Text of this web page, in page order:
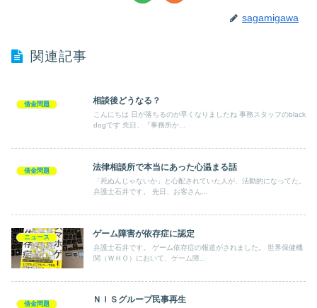
sagamigawa
関連記事
借金問題 相談後どうなる？
こんにちは 日が落ちるのが早くなりましたね 事務スタッフのblack
dogです 先日、『事務所か...
借金問題 法律相談所で本当にあった心温まる話
「死ぬんじゃないか」と心配されていた人が、活動的になってた。
弁護士石井です。 先日、お客さん...
ニュース ゲーム障害が依存症に認定
弁護士石井です。 ゲーム依存症の報道がされました。 世界保健機
関（ＷＨＯ）において、ゲーム障...
借金問題 ＮＩＳグループ民事再生